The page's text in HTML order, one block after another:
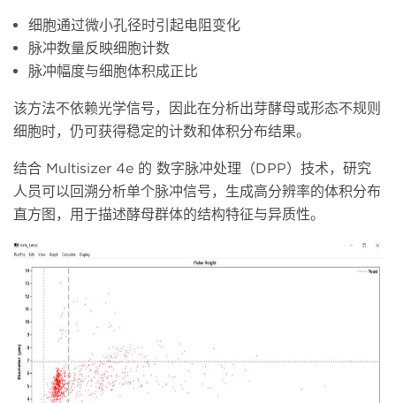
细胞通过微小孔径时引起电阻变化
脉冲数量反映细胞计数
脉冲幅度与细胞体积成正比
该方法不依赖光学信号，因此在分析出芽酵母或形态不规则
细胞时，仍可获得稳定的计数和体积分布结果。
结合 Multisizer 4e 的 数字脉冲处理（DPP）技术，研究
人员可以回溯分析单个脉冲信号，生成高分辨率的体积分布
直方图，用于描述酵母群体的结构特征与异质性。